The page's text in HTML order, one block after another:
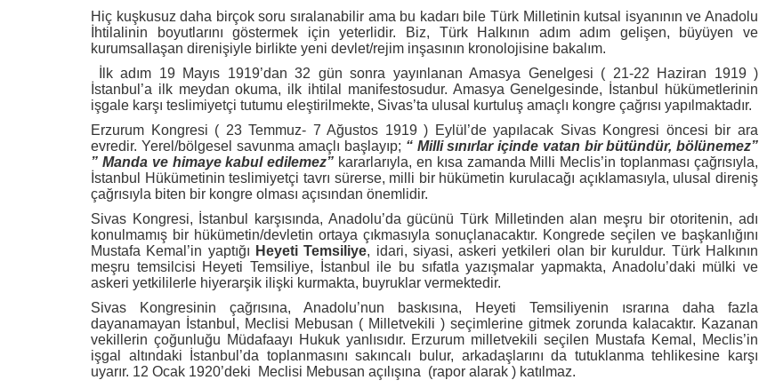
Hiç kuşkusuz daha birçok soru sıralanabilir ama bu kadarı bile Türk Milletinin kutsal isyanının ve Anadolu
İhtilalinin boyutlarını göstermek için yeterlidir. Biz, Türk Halkının adım adım gelişen, büyüyen ve
kurumsallaşan direnişiyle birlikte yeni devlet/rejim inşasının kronolojisine bakalım.
İlk adım 19 Mayıs 1919’dan 32 gün sonra yayınlanan Amasya Genelgesi ( 21-22 Haziran 1919 )
İstanbul’a ilk meydan okuma, ilk ihtilal manifestosudur. Amasya Genelgesinde, İstanbul hükümetlerinin
işgale karşı teslimiyetçi tutumu eleştirilmekte, Sivas’ta ulusal kurtuluş amaçlı kongre çağrısı yapılmaktadır.
Erzurum Kongresi ( 23 Temmuz- 7 Ağustos 1919 ) Eylül’de yapılacak Sivas Kongresi öncesi bir ara
evredir. Yerel/bölgesel savunma amaçlı başlayıp; “ Milli sınırlar içinde vatan bir bütündür, bölünemez”
” Manda ve himaye kabul edilemez” kararlarıyla, en kısa zamanda Milli Meclis’in toplanması çağrısıyla,
İstanbul Hükümetinin teslimiyetçi tavrı sürerse, milli bir hükümetin kurulacağı açıklamasıyla, ulusal direniş
çağrısıyla biten bir kongre olması açısından önemlidir.
Sivas Kongresi, İstanbul karşısında, Anadolu’da gücünü Türk Milletinden alan meşru bir otoritenin, adı
konulmamış bir hükümetin/devletin ortaya çıkmasıyla sonuçlanacaktır. Kongrede seçilen ve başkanlığını
Mustafa Kemal’in yaptığı Heyeti Temsiliye, idari, siyasi, askeri yetkileri olan bir kuruldur. Türk Halkının
meşru temsilcisi Heyeti Temsiliye, İstanbul ile bu sıfatla yazışmalar yapmakta, Anadolu’daki mülki ve
askeri yetkililerle hiyerarşik ilişki kurmakta, buyruklar vermektedir.
Sivas Kongresinin çağrısına, Anadolu’nun baskısına, Heyeti Temsiliyenin ısrarına daha fazla
dayanamayan İstanbul, Meclisi Mebusan ( Milletvekili ) seçimlerine gitmek zorunda kalacaktır. Kazanan
vekillerin çoğunluğu Müdafaayı Hukuk yanlısıdır. Erzurum milletvekili seçilen Mustafa Kemal, Meclis’in
işgal altındaki İstanbul’da toplanmasını sakıncalı bulur, arkadaşlarını da tutuklanma tehlikesine karşı
uyarır. 12 Ocak 1920’deki
Meclisi Mebusan açılışına (rapor alarak ) katılmaz.